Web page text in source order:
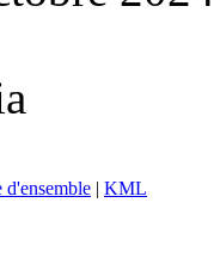
d'ensemble | KML